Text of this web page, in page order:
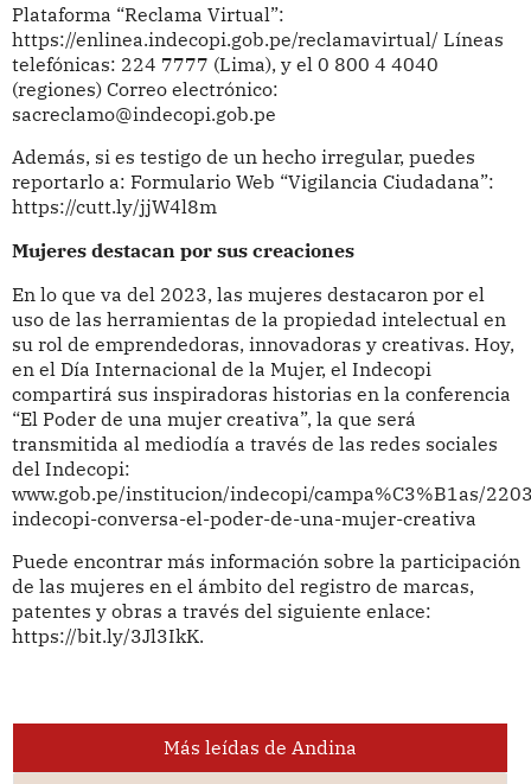
Plataforma “Reclama Virtual”:
https://enlinea.indecopi.gob.pe/reclamavirtual/ Líneas
telefónicas: 224 7777 (Lima), y el 0 800 4 4040
(regiones) Correo electrónico:
sacreclamo@indecopi.gob.pe
Además, si es testigo de un hecho irregular, puedes
reportarlo a: Formulario Web “Vigilancia Ciudadana”:
https://cutt.ly/jjW4l8m
Mujeres destacan por sus creaciones
En lo que va del 2023, las mujeres destacaron por el
uso de las herramientas de la propiedad intelectual en
su rol de emprendedoras, innovadoras y creativas. Hoy,
en el Día Internacional de la Mujer, el Indecopi
compartirá sus inspiradoras historias en la conferencia
“El Poder de una mujer creativa”, la que será
transmitida al mediodía a través de las redes sociales
del Indecopi:
www.gob.pe/institucion/indecopi/campa%C3%B1as/
indecopi-conversa-el-poder-de-una-mujer-creativa
Puede encontrar más información sobre la participación
de las mujeres en el ámbito del registro de marcas,
patentes y obras a través del siguiente enlace:
https://bit.ly/3Jl3IkK.
Más leídas de Andina